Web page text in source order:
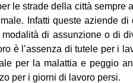
le strade della città sempre
Infatti queste aziende
di assunzione o di
è l’assenza di tutele per i
per la malattia e peggio
per i giorni di lavoro persi.